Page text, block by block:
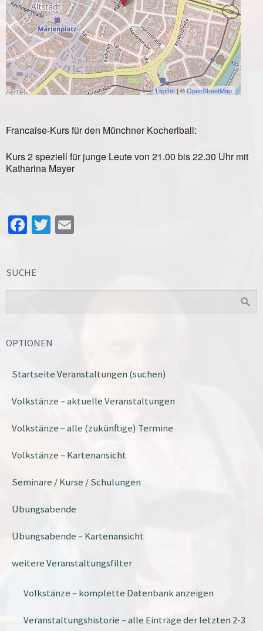
Leaflet| ©OpenStreetMap
Francaise-Kurs für den Münchner Kocherlball:
Kurs 2 speziell für junge Leute von 21.00 bis 22.30 Uhr mit
Katharina Mayer
Facebook
Twitter
SUCHE
OPTIONEN
Startseite Veranstaltungen (suchen)
Volkstänze – aktuelle Veranstaltungen
Volkstänze – alle (zukünftige) Termine
Volkstänze – Kartenansicht
Seminare / Kurse / Schulungen
Übungsabende
Übungsabende – Kartenansicht
weitere Veranstaltungsfilter
Volkstänze – komplette Datenbank anzeigen
Veranstaltungshistorie – alle Einträge der letzten 2-3